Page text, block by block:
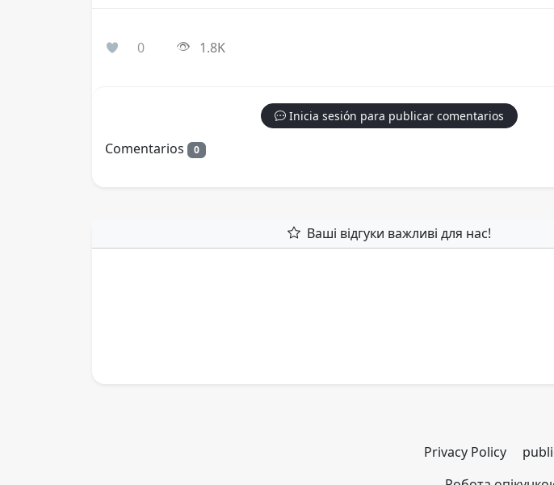
0 1.8K
Inicia sesión para publicar comentarios
Comentarios 0
Ваші відгуки важливі для нас!
Privacy Policy